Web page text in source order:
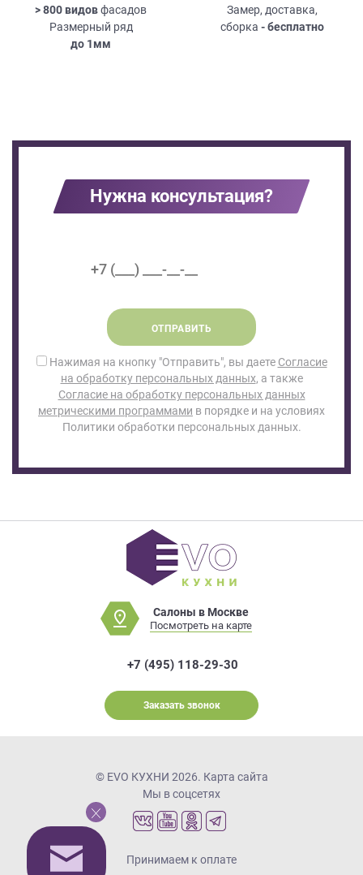
> 800 видовфасадов
Размерный ряд
до 1мм
Замер, доставка,
сборка - бесплатно
Нужна консультация?
ОТПРАВИТЬ
Нажимая на кнопку "Отправить", вы даете Согласие
на обработку персональных данных, а также
Согласие на обработку персональных данных
метрическими программами в порядке и на условиях
Политики обработки персональных данных.
Салоны в Москве
Посмотреть на карте
+7 (495) 118-29-30
Заказать звонок
© EVO КУХНИ 2026. Карта сайта
Мы в соцсетях
Принимаем к оплате